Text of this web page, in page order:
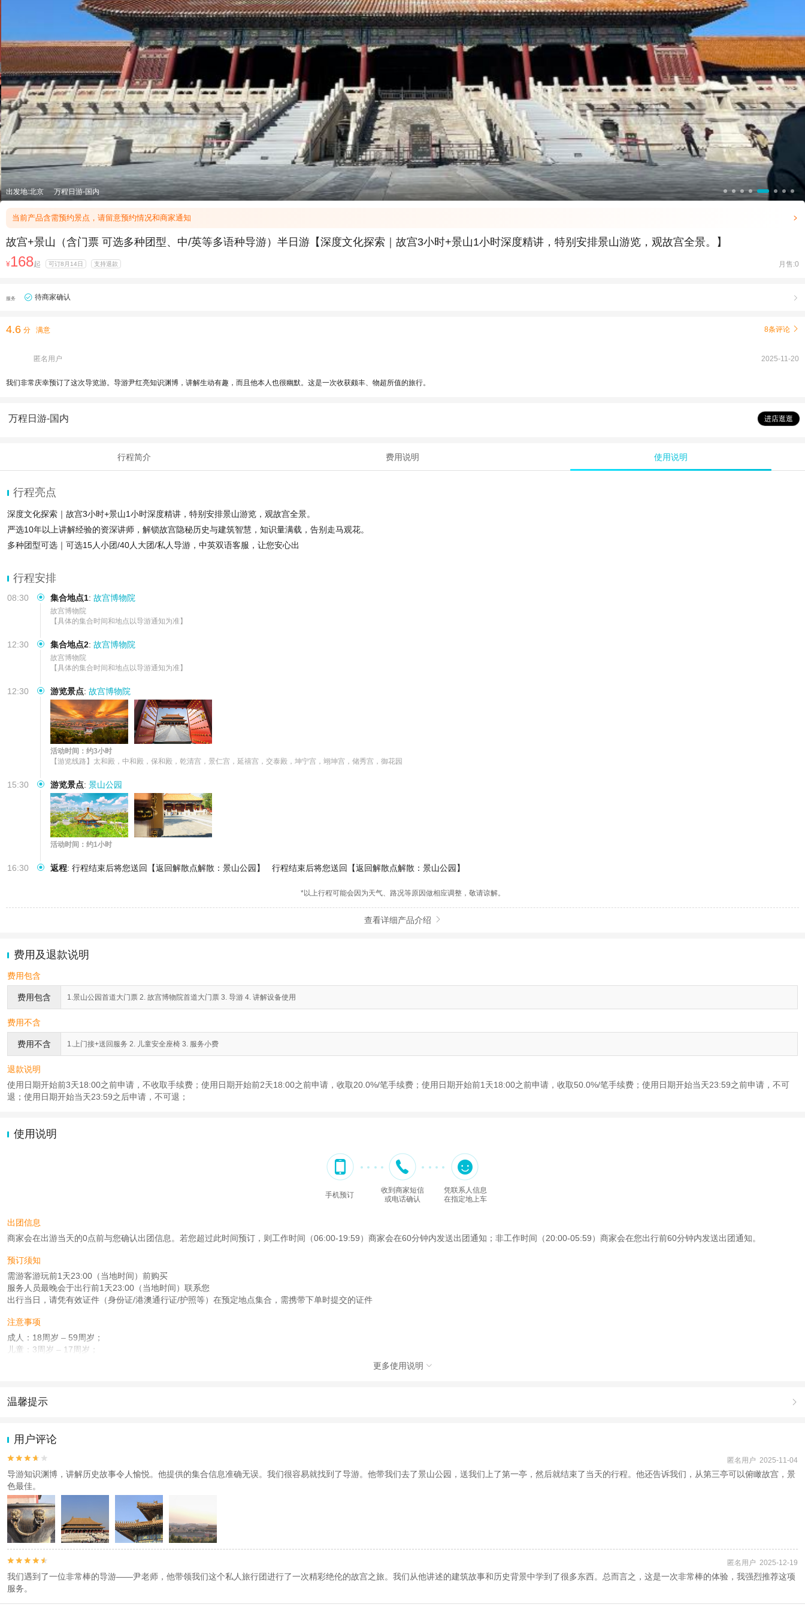
出发地:北京 万程日游-国内
当前产品含需预约景点，请留意预约情况和商家通知 
故宫+景山（含门票 可选多种团型、中/英等多语种导游）半日游【深度文化探索｜故宫3小时+景山1小时深度精讲，特别安排景山游览，观故宫全景。】
¥168起 可订8月14日 支持退款 月售:0
服务 待商家确认 
4.6 分 满意 8条评论 
匿名用户 2025-11-20
我们非常庆幸预订了这次导览游。导游尹红亮知识渊博，讲解生动有趣，而且他本人也很幽默。这是一次收获颇丰、物超所值的旅行。
万程日游-国内 进店逛逛
行程简介 费用说明 使用说明
行程亮点
深度文化探索｜故宫3小时+景山1小时深度精讲，特别安排景山游览，观故宫全景。
严选10年以上讲解经验的资深讲师，解锁故宫隐秘历史与建筑智慧，知识量满载，告别走马观花。
多种团型可选｜可选15人小团/40人大团/私人导游，中英双语客服，让您安心出
行程安排
08:30 集合地点1: 故宫博物院
故宫博物院
【具体的集合时间和地点以导游通知为准】
12:30 集合地点2: 故宫博物院
故宫博物院
【具体的集合时间和地点以导游通知为准】
12:30 游览景点: 故宫博物院
活动时间：约3小时
【游览线路】太和殿，中和殿，保和殿，乾清宫，景仁宫，延禧宫，交泰殿，坤宁宫，翊坤宫，储秀宫，御花园
15:30 游览景点: 景山公园
活动时间：约1小时
16:30 返程: 行程结束后将您送回【返回解散点解散：景山公园】 行程结束后将您送回【返回解散点解散：景山公园】
*以上行程可能会因为天气、路况等原因做相应调整，敬请谅解。
查看详细产品介绍 
费用及退款说明
费用包含
费用包含 1.景山公园首道大门票 2. 故宫博物院首道大门票 3. 导游 4. 讲解设备使用
费用不含
费用不含 1.上门接+送回服务 2. 儿童安全座椅 3. 服务小费
退款说明
使用日期开始前3天18:00之前申请，不收取手续费；使用日期开始前2天18:00之前申请，收取20.0%/笔手续费；使用日期开始前1天18:00之前申请，收取50.0%/笔手续费；使用日期开始当天23:59之前申请，不可
退；使用日期开始当天23:59之后申请，不可退；
使用说明
手机预订
收到商家短信
或电话确认
凭联系人信息
在指定地上车
出团信息
商家会在出游当天的0点前与您确认出团信息。若您超过此时间预订，则工作时间（06:00-19:59）商家会在60分钟内发送出团通知；非工作时间（20:00-05:59）商家会在您出行前60分钟内发送出团通知。
预订须知
需游客游玩前1天23:00（当地时间）前购买
服务人员最晚会于出行前1天23:00（当地时间）联系您
出行当日，请凭有效证件（身份证/港澳通行证/护照等）在预定地点集合，需携带下单时提交的证件
注意事项
成人：18周岁 – 59周岁；
儿童：3周岁 – 17周岁；
本产品由青岛驿路同行国际旅行社有限公司代理招徕，委托社为北京即刻出发国际旅游有限责任公司，具体的旅游服务和操作由委托社及其有资质的地接社提供
更多使用说明 
温馨提示 
2.为普及旅游安全知识及旅游文明公约，使您的旅程顺利圆满完成，特制定
用户评论

 匿名用户 2025-11-04
导游知识渊博，讲解历史故事令人愉悦。他提供的集合信息准确无误。我们很容易就找到了导游。他带我们去了景山公园，送我​​们上了第一亭，然后就结束了当天的行程。他还告诉我们，从第三亭可以俯瞰故宫，景
色最佳。

 匿名用户 2025-12-19
我们遇到了一位非常棒的导游——尹老师，他带领我们这个私人旅行团进行了一次精彩绝伦的故宫之旅。我们从他讲述的建筑故事和历史背景中学到了很多东西。总而言之，这是一次非常棒的体验，我强烈推荐这项
服务。